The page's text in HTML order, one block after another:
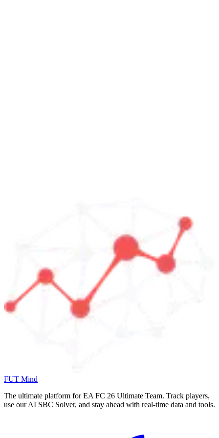
FUT Mind
The ultimate platform for EA FC 26 Ultimate Team. Track players,
use our AI SBC Solver, and stay ahead with real-time data and tools.